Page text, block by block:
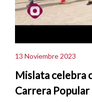
13 Noviembre 2023
Mislata celebra
Carrera Popular